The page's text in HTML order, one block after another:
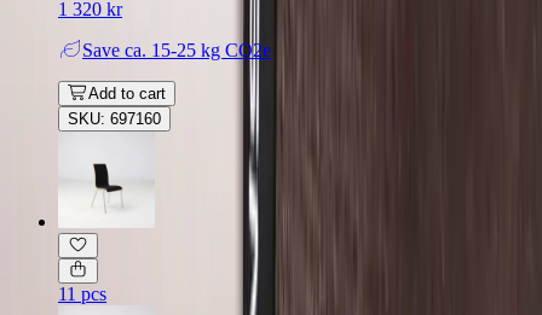
1 320 kr
Save ca. 15-25 kg CO2e
Add to cart
SKU: 697160
11 pcs